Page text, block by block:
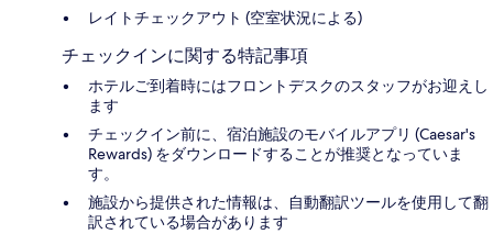
レイトチェックアウト (空室状況による)
チェックインに関する特記事項
ホテルご到着時にはフロントデスクのスタッフがお迎えし
ます
チェックイン前に、宿泊施設のモバイルアプリ (Caesar's
Rewards) をダウンロードすることが推奨となっていま
す。
施設から提供された情報は、自動翻訳ツールを使用して翻
訳されている場合があります